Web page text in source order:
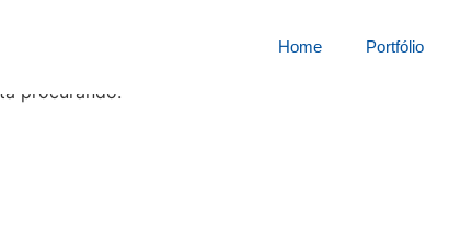
Home Portfólio
procurando.